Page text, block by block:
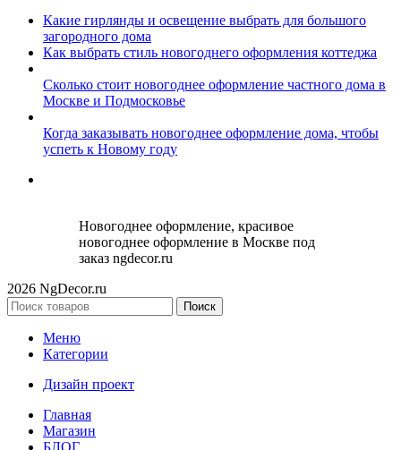
Какие гирлянды и освещение выбрать для большого
загородного дома
Как выбрать стиль новогоднего оформления коттеджа
Сколько стоит новогоднее оформление частного дома в
Москве и Подмосковье
Когда заказывать новогоднее оформление дома, чтобы
успеть к Новому году
Новогоднее оформление, красивое
новогоднее оформление в Москве под
заказ ngdecor.ru
2026 NgDecor.ru
Поиск
Меню
Категории
Дизайн проект
Главная
Магазин
БЛОГ